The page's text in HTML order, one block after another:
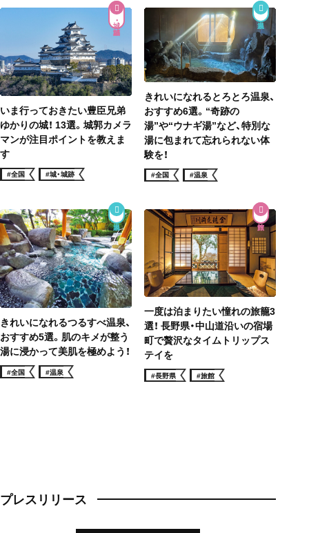
城・城跡
いま行っておきたい豊臣兄弟
ゆかりの城！ 13選。城郭カメラ
マンが注目ポイントを教えま
す
#全国 #城・城跡
きれいになれるとろとろ温泉、
おすすめ6選。“奇跡の
湯”や“ウナギ湯”など、特別な
湯に包まれて忘れられない体
験を！
#全国 #温泉
きれいになれるつるすべ温泉、
おすすめ5選。肌のキメが整う
湯に浸かって美肌を極めよう！
#全国 #温泉
一度は泊まりたい憧れの旅籠3
選！ 長野県・中山道沿いの宿場
町で贅沢なタイムトリップス
テイを
#長野県 #旅館
プレスリリース